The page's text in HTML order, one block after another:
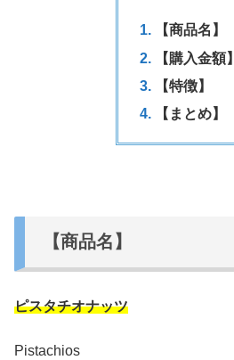
【商品名】
【購入金額】
【特徴】
【まとめ】
【商品名】
ピスタチオナッツ
Pistachios